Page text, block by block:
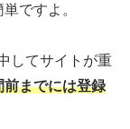
ですよ。
してサイトが重
までには登録